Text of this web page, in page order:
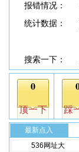
报错情况：
统计数据：
搜索一下：
最新点入
536网址大